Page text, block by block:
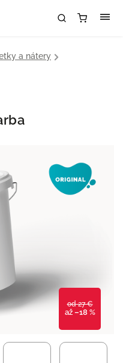
a nátery /
od 27 €
až –18 %